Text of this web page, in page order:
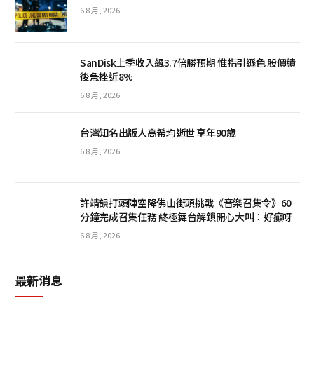
6 8 月, 2026
SanDisk上季收入飆3.7倍勝預期 惟指引遜色 股價績
後急挫近8%
6 8 月, 2026
台灣知名出版人高希均逝世 享年90歲
6 8 月, 2026
許靖韻打頭陣空降佛山街頭挑戰《音樂召集令》60
分鐘完成召集任務 終極舞台解鎖開心大叫：好癲呀
6 8 月, 2026
最新消息